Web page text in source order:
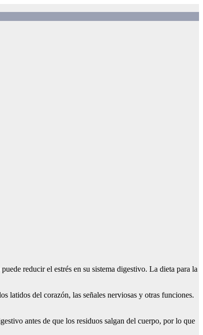
reducir el estrés en su sistema digestivo. La dieta para la
latidos del corazón, las señales nerviosas y otras funciones.
antes de que los residuos salgan del cuerpo, por lo que